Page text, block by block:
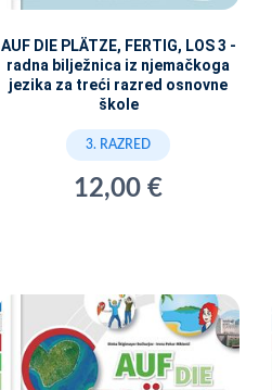
AUF DIE PLÄTZE, FERTIG, LOS 3 -
radna bilježnica iz njemačkoga
jezika za treći razred osnovne
škole
3. RAZRED
12,00 €